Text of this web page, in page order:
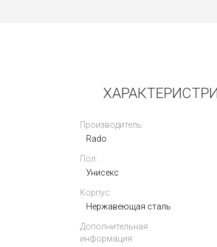
Breguet Marine Chronograph Gold
42mm 5827BA
2 250 000i
Производитель:
Rado
Пол:
Унисекс
Корпус:
Нержавеющая сталь
Дополнительная
информация: